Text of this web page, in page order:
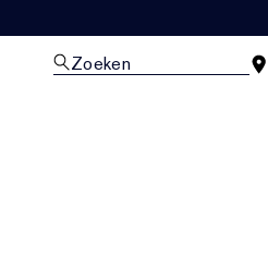
Zoeken